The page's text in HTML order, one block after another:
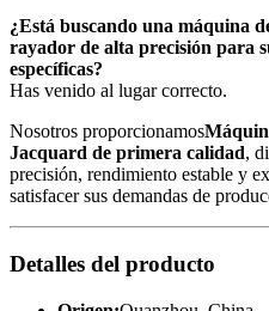
¿Está buscando una máquina
rayador de alta precisión para
específicas?
Has venido al lugar correcto.
Nosotros proporcionamos
Jacquard de primera calidad,
precisión, rendimiento estable y
satisfacer sus demandas de
Detalles del producto